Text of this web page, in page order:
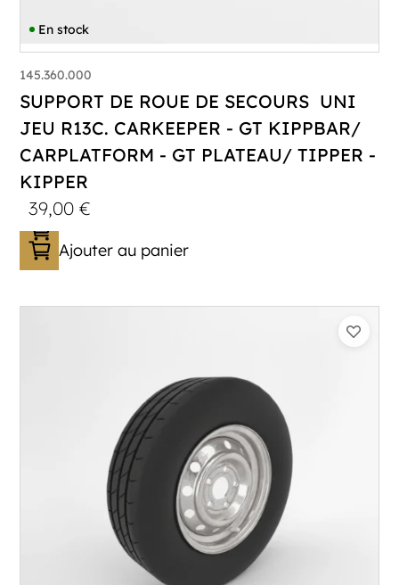
En stock
145.360.000
SUPPORT DE ROUE DE SECOURS UNI
JEU R13C. CARKEEPER - GT KIPPBAR/
CARPLATFORM - GT PLATEAU/ TIPPER -
KIPPER
39,00€
Ajouter au panier